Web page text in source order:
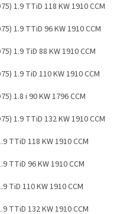
1.9 TTiD 118 KW 1910 CCM
1.9 TTiD 96 KW 1910 CCM
1.9 TiD 88 KW 1910 CCM
1.9 TiD 110 KW 1910 CCM
1.8 i 90 KW 1796 CCM
1.9 TTiD 132 KW 1910 CCM
TTiD 118 KW 1910 CCM
TTiD 96 KW 1910 CCM
TiD 110 KW 1910 CCM
TTiD 132 KW 1910 CCM